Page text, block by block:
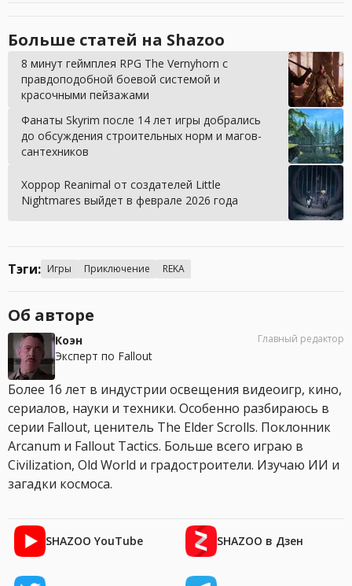
Больше статей на Shazoo
8 минут геймплея RPG The Vernyhorn с
правдоподобной боевой системой и
красочными пейзажами
Фанаты Skyrim после 14 лет игры добрались
до обсуждения строительных норм и магов-
сантехников
Хоррор Reanimal от создателей Little
Nightmares выйдет в феврале 2026 года
Тэги: Игры Приключение REKA
Об авторе
Коэн
Эксперт по Fallout
Главный редактор
Более 16 лет в индустрии освещения видеоигр, кино,
сериалов, науки и техники. Особенно разбираюсь в
серии Fallout, ценитель The Elder Scrolls. Поклонник
Arcanum и Fallout Tactics. Больше всего играю в
Civilization, Old World и градостроители. Изучаю ИИ и
загадки космоса.
SHAZOO YouTube SHAZOO в Дзен